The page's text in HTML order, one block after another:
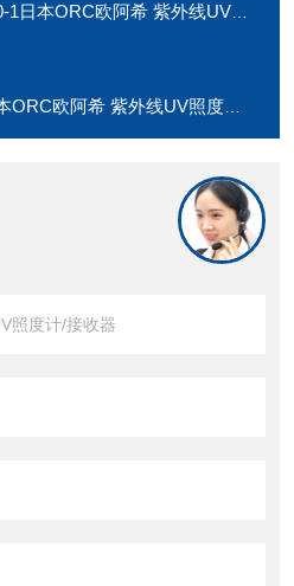
本ORC欧阿希 紫外线UV照度计
欧阿希 紫外线UV照度计/接收器